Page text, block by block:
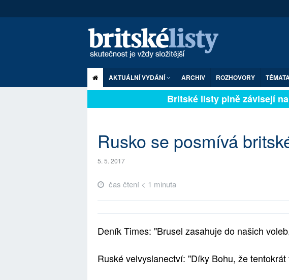
AKTUÁLNÍ VYDÁNÍ ARCHIV ROZHOVORY
Britské listy plně závisejí na
Rusko se posmívá
5. 5. 2017
čas čtení < 1 minuta
Deník Times: "Brusel zasahuje do našich
Ruské velvyslanectví: "Díky Bohu, že